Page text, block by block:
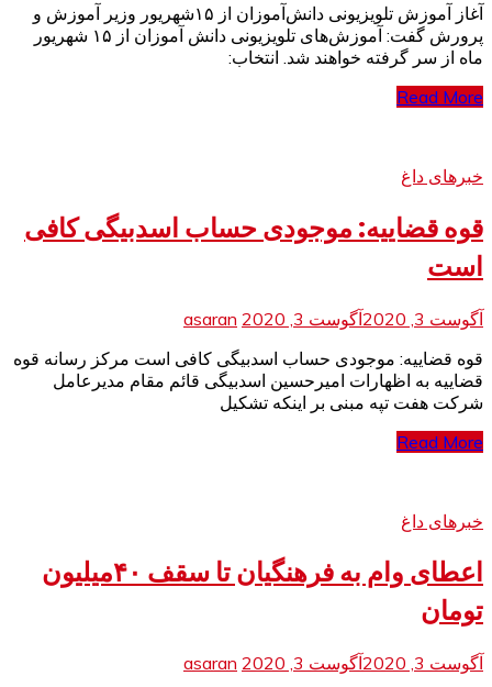
آغاز آموزش تلویزیونی دانش‌آموزان از ۱۵شهریور وزیر آموزش و
پرورش گفت: آموزش‌های تلویزیونی دانش آموزان از ۱۵ شهریور
ماه از سر گرفته خواهند شد. انتخاب:
Read More
خبرهای داغ
قوه قضاییه: موجودی حساب اسدبیگی کافی
است
آگوست 3, 2020 آگوست 3, 2020
asaran
قوه قضاییه: موجودی حساب اسدبیگی کافی است مرکز رسانه قوه
قضاییه به اظهارات امیرحسین اسدبیگی قائم مقام مدیرعامل
شرکت هفت تپه مبنی بر اینکه تشکیل
Read More
خبرهای داغ
اعطای وام به فرهنگیان تا سقف ۴۰میلیون
تومان
آگوست 3, 2020 آگوست 3, 2020 asaran